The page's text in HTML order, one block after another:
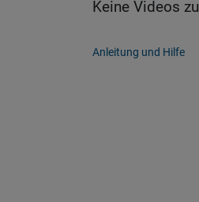
Keine Videos
Anleitung und Hilfe